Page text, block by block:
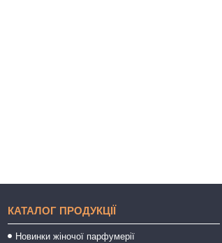
КАТАЛОГ ПРОДУКЦІЇ
Новинки жіночої парфумерії